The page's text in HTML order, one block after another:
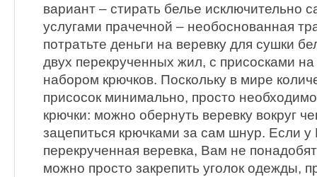
вариант – стирать белье исключительно
услугами прачечной – необоснованная
потратьте деньги на веревку для сушки
двух перекрученных жил, с присосками на
набором крючков. Поскольку в мире
присосок минимально, просто
крючки: можно обернуть веревку вокруг
зацепиться крючками за сам шнур. Если у
перекрученная веревка, Вам не
можно просто закрепить уголок одежды,